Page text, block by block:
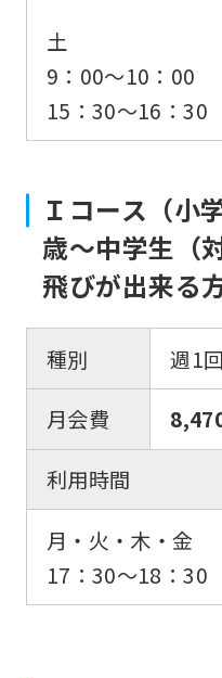
土
9：00〜10：00
15：30〜16：30
Ｉコース（小
歳〜中学生（
飛びが出来る方
種別
週1回
月会費
利用時間
月・火・木・金
17：30〜18：30